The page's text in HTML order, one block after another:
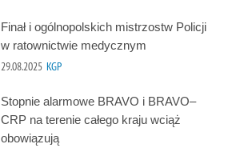
Finał i ogólnopolskich mistrzostw Policji
w ratownictwie medycznym
29.08.2025 KGP
Stopnie alarmowe BRAVO i BRAVO–
CRP na terenie całego kraju wciąż
obowiązują